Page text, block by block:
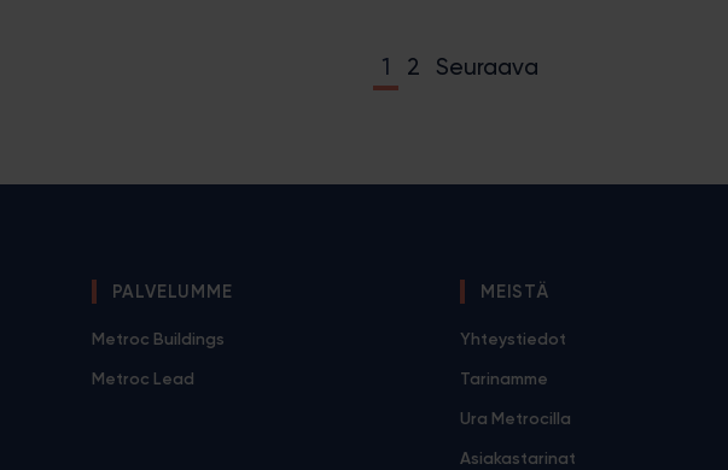
1 2 Seuraava
PALVELUMME
Metroc Buildings
Metroc Lead
MEISTÄ
Yhteystiedot
Tarinamme
Ura Metrocilla
Asiakastarinat